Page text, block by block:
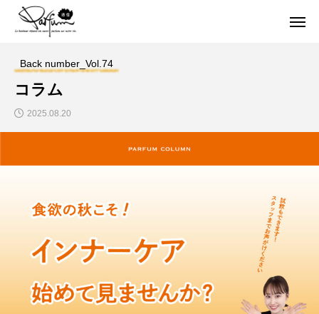
Back number_Vol.74
コラム
2025.08.20